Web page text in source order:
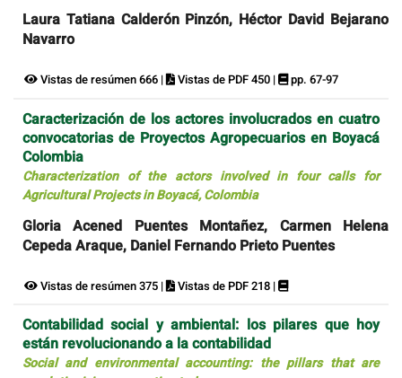
Laura Tatiana Calderón Pinzón, Héctor David Bejarano
Navarro
Vistas de resúmen 666 | Vistas de PDF 450 | pp. 67-97
Caracterización de los actores involucrados en cuatro
convocatorias de Proyectos Agropecuarios en Boyacá
Colombia
Characterization of the actors involved in four calls for
Agricultural Projects in Boyacá, Colombia
Gloria Acened Puentes Montañez, Carmen Helena
Cepeda Araque, Daniel Fernando Prieto Puentes
Vistas de resúmen 375 | Vistas de PDF 218 |
Contabilidad social y ambiental: los pilares que hoy
están revolucionando a la contabilidad
Social and environmental accounting: the pillars that are